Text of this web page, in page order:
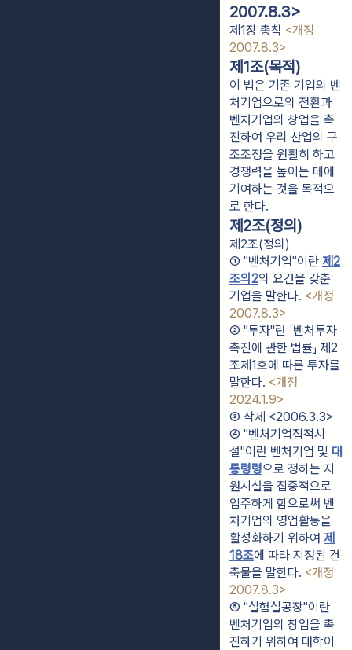
2007.8.3>
제1장 총칙 <개정
2007.8.3>
제1조(목적)
이 법은 기존 기업의 벤
처기업으로의 전환과
벤처기업의 창업을 촉
진하여 우리 산업의 구
조조정을 원활히 하고
경쟁력을 높이는 데에
기여하는 것을 목적으
로 한다.
제2조(정의)
제2조(정의)
① "벤처기업"이란 제2
조의2의 요건을 갖춘
기업을 말한다. <개정
2007.8.3>
② "투자"란 「벤처투자
촉진에 관한 법률」 제2
조제1호에 따른 투자를
말한다. <개정
2024.1.9>
③ 삭제 <2006.3.3>
④ "벤처기업집적시
설"이란 벤처기업 및 대
통령령으로 정하는 지
원시설을 집중적으로
입주하게 함으로써 벤
처기업의 영업활동을
활성화하기 위하여 제
18조에 따라 지정된 건
축물을 말한다. <개정
2007.8.3>
⑤ "실험실공장"이란
벤처기업의 창업을 촉
진하기 위하여 대학이